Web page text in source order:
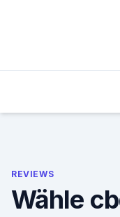
REVIEWS
Wähle